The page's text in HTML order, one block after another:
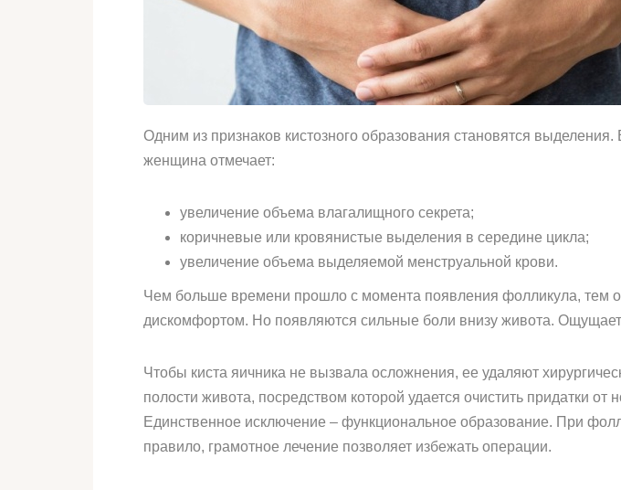
Одним из признаков кистозного образования становятся
женщина отмечает:
увеличение объема влагалищного секрета;
коричневые или кровянистые выделения в середине цикла;
увеличение объема выделяемой менструальной крови.
Чем больше времени прошло с момента появления фолликула, тем
дискомфортом. Но появляются сильные боли внизу живота.
Чтобы киста яичника не вызвала осложнения, ее удаляют
полости живота, посредством которой удается очистить придатки
Единственное исключение – функциональное образование. При
правило, грамотное лечение позволяет избежать операции.